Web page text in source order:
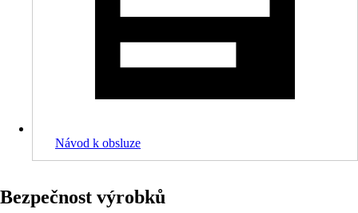
Návod k obsluze
Bezpečnost výrobků